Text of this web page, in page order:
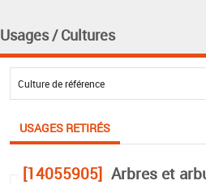
Usages / Cultures
USAGES RETIRÉS
[14055905] Arbres et